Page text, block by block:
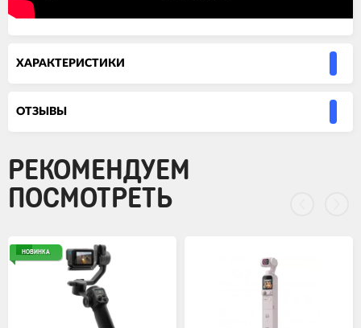
ХАРАКТЕРИСТИКИ
ОТЗЫВЫ
РЕКОМЕНДУЕМ
ПОСМОТРЕТЬ
НОВИНКА